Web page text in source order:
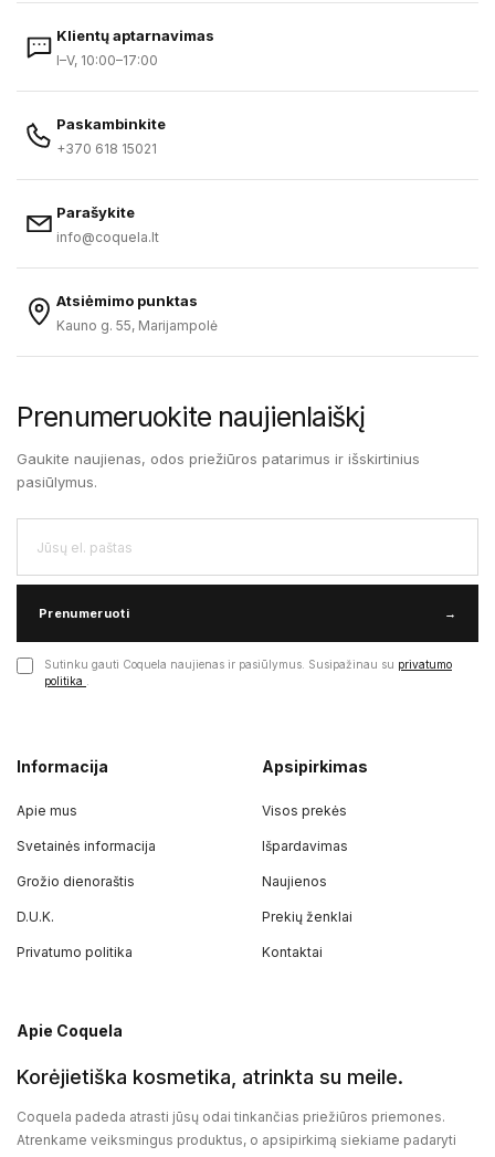
Klientų aptarnavimas
I–V, 10:00–17:00
Paskambinkite
+370 618 15021
Parašykite
info@coquela.lt
Atsiėmimo punktas
Kauno g. 55, Marijampolė
Prenumeruokite naujienlaiškį
Gaukite naujienas, odos priežiūros patarimus ir išskirtinius
pasiūlymus.
Prenumeruoti →
Sutinku gauti Coquela naujienas ir pasiūlymus. Susipažinau su privatumo
politika
Informacija
Apie mus
Svetainės informacija
Grožio dienoraštis
D.U.K.
Privatumo politika
Apsipirkimas
Visos prekės
Išpardavimas
Naujienos
Prekių ženklai
Kontaktai
Apie Coquela
Korėjietiška kosmetika, atrinkta su meile.
Coquela padeda atrasti jūsų odai tinkančias priežiūros priemones.
Atrenkame veiksmingus produktus, o apsipirkimą siekiame padaryti